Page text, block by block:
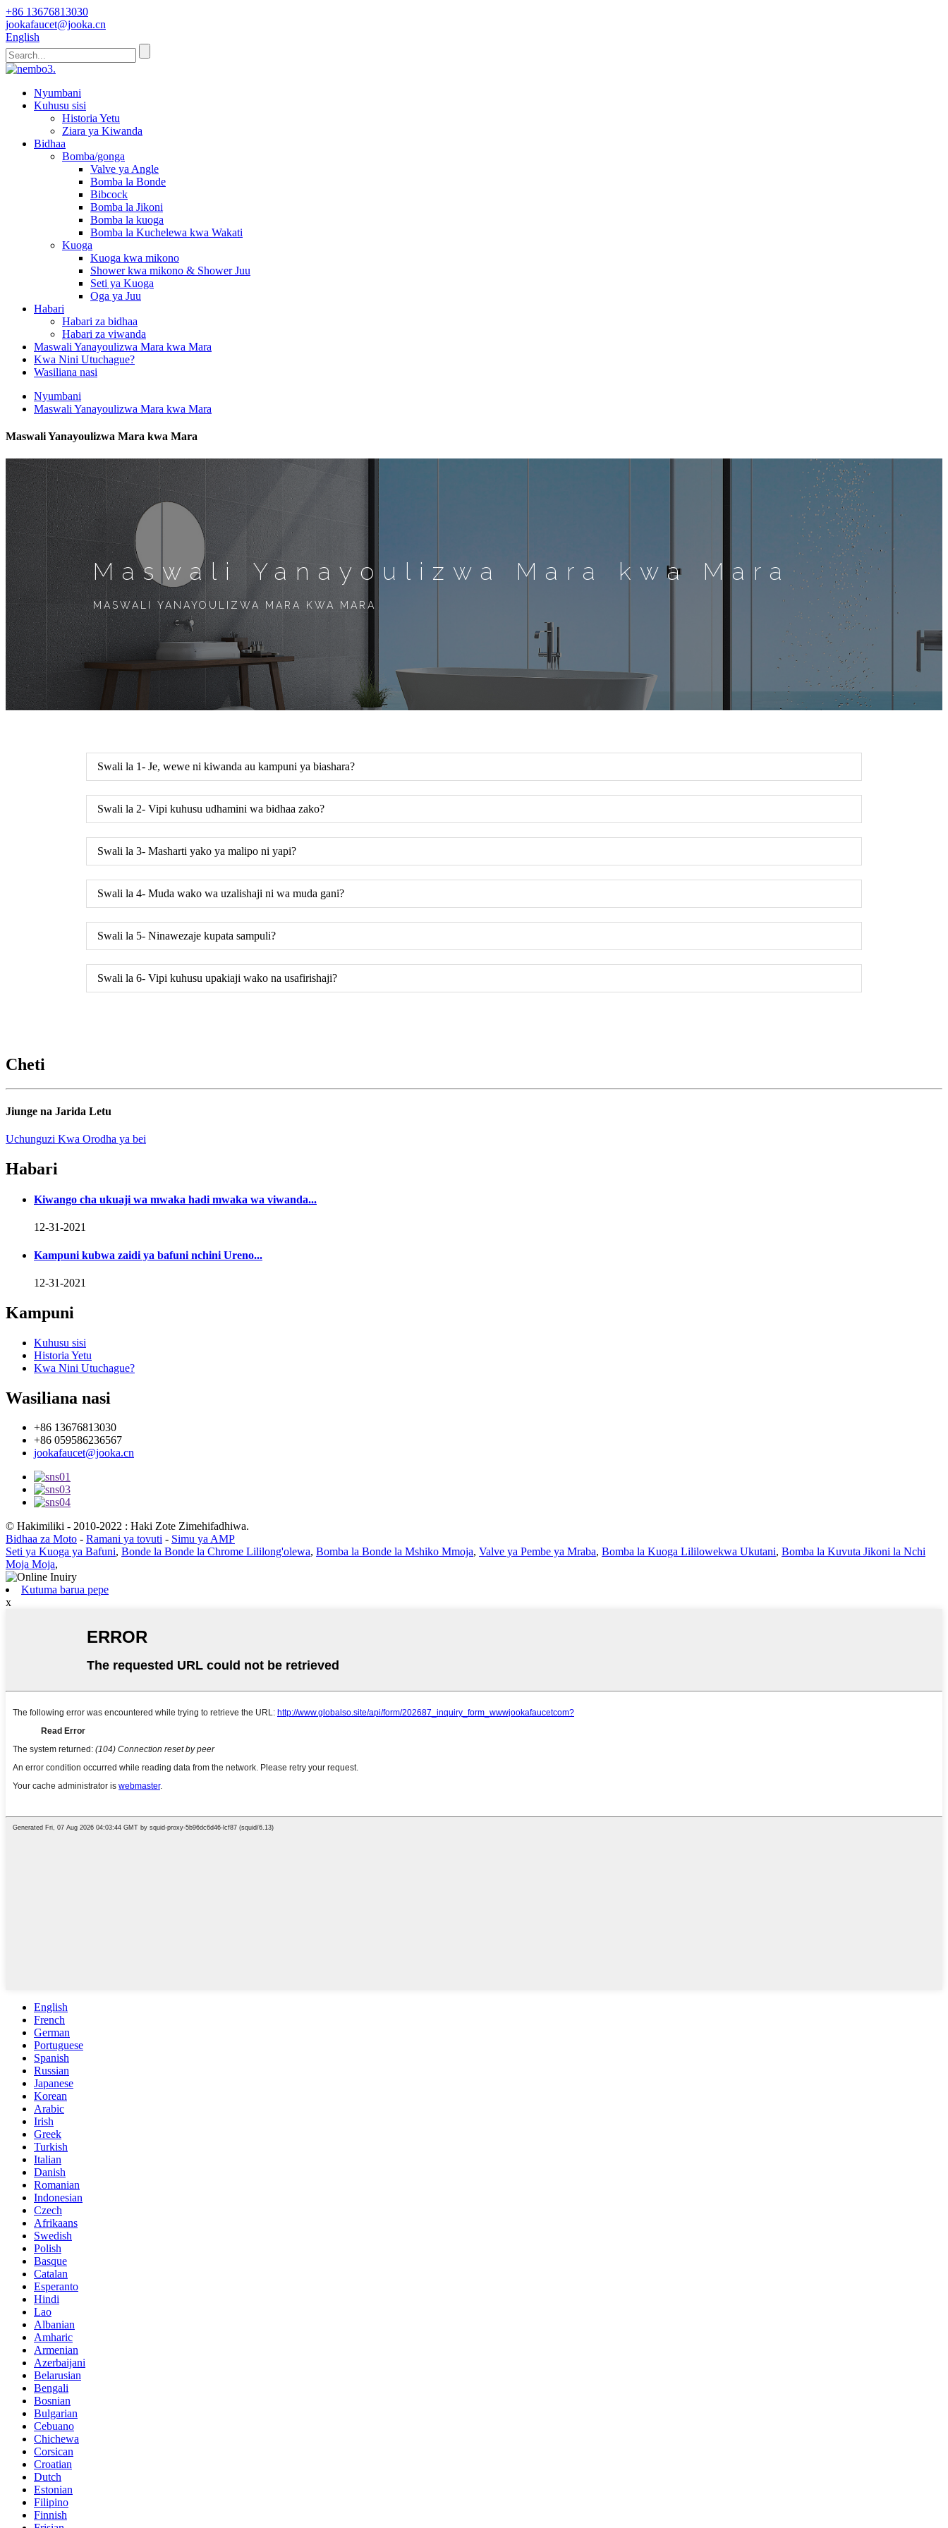
+86 13676813030
jookafaucet@jooka.cn
English
Nyumbani
Kuhusu sisi
Historia Yetu
Ziara ya Kiwanda
Bidhaa
Bomba/gonga
Valve ya Angle
Bomba la Bonde
Bibcock
Bomba la Jikoni
Bomba la kuoga
Bomba la Kuchelewa kwa Wakati
Kuoga
Kuoga kwa mikono
Shower kwa mikono & Shower Juu
Seti ya Kuoga
Oga ya Juu
Habari
Habari za bidhaa
Habari za viwanda
Maswali Yanayoulizwa Mara kwa Mara
Kwa Nini Utuchague?
Wasiliana nasi
Nyumbani
Maswali Yanayoulizwa Mara kwa Mara
Maswali Yanayoulizwa Mara kwa Mara
Maswali Yanayoulizwa Mara kwa Mara
MASWALI YANAYOULIZWA MARA KWA MARA
Swali la 1- Je, wewe ni kiwanda au kampuni ya biashara?
Swali la 2- Vipi kuhusu udhamini wa bidhaa zako?
Swali la 3- Masharti yako ya malipo ni yapi?
Swali la 4- Muda wako wa uzalishaji ni wa muda gani?
Swali la 5- Ninawezaje kupata sampuli?
Swali la 6- Vipi kuhusu upakiaji wako na usafirishaji?
Cheti
Jiunge na Jarida Letu
Uchunguzi Kwa Orodha ya bei
Habari
Kiwango cha ukuaji wa mwaka hadi mwaka wa viwanda...
12-31-2021
Kampuni kubwa zaidi ya bafuni nchini Ureno...
12-31-2021
Kampuni
Kuhusu sisi
Historia Yetu
Kwa Nini Utuchague?
Wasiliana nasi
+86 13676813030
+86 059586236567
jookafaucet@jooka.cn
© Hakimiliki - 2010-2022 : Haki Zote Zimehifadhiwa.
Bidhaa za Moto - Ramani ya tovuti - Simu ya AMP
Seti ya Kuoga ya Bafuni, Bonde la Bonde la Chrome Lililong'olewa, Bomba la Bonde la Mshiko Mmoja, Valve ya Pembe ya Mraba, Bomba la Kuoga Lililowekwa Ukutani, Bomba la Kuvuta Jikoni la Nchi
Moja Moja,
Kutuma barua pepe
x
English
French
German
Portuguese
Spanish
Russian
Japanese
Korean
Arabic
Irish
Greek
Turkish
Italian
Danish
Romanian
Indonesian
Czech
Afrikaans
Swedish
Polish
Basque
Catalan
Esperanto
Hindi
Lao
Albanian
Amharic
Armenian
Azerbaijani
Belarusian
Bengali
Bosnian
Bulgarian
Cebuano
Chichewa
Corsican
Croatian
Dutch
Estonian
Filipino
Finnish